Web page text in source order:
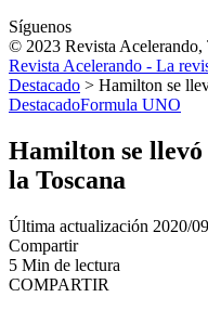
Síguenos
© 2023 Revista Acelerando,
Revista Acelerando - La
Destacado > Hamilton se
DestacadoFormula UNO
Hamilton se llevó
la Toscana
Última actualización 2020/
Compartir
5 Min de lectura
COMPARTIR